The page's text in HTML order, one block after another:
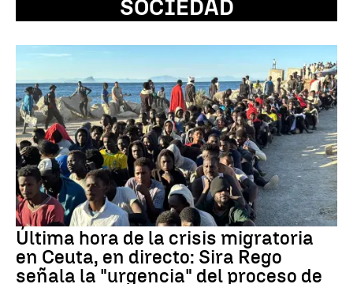
SOCIEDAD
Última hora de la crisis migratoria
en Ceuta, en directo: Sira Rego
señala la "urgencia" del proceso de